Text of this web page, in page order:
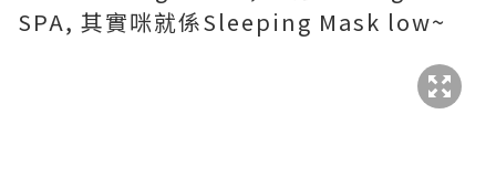
SPA, 其實咪就係Sleeping Mask low~